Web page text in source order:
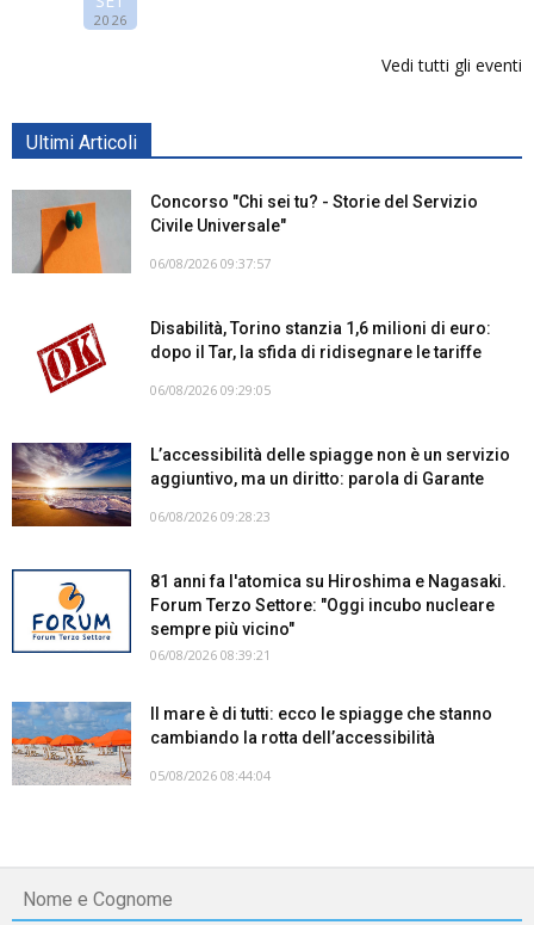
2026
Vedi tutti gli eventi
Ultimi Articoli
Concorso "Chi sei tu? - Storie del Servizio
Civile Universale"
06/08/2026 09:37:57
Disabilità, Torino stanzia 1,6 milioni di euro:
dopo il Tar, la sfida di ridisegnare le tariffe
06/08/2026 09:29:05
L’accessibilità delle spiagge non è un servizio
aggiuntivo, ma un diritto: parola di Garante
06/08/2026 09:28:23
81 anni fa l'atomica su Hiroshima e Nagasaki.
Forum Terzo Settore: "Oggi incubo nucleare
sempre più vicino"
06/08/2026 08:39:21
Il mare è di tutti: ecco le spiagge che stanno
cambiando la rotta dell’accessibilità
05/08/2026 08:44:04